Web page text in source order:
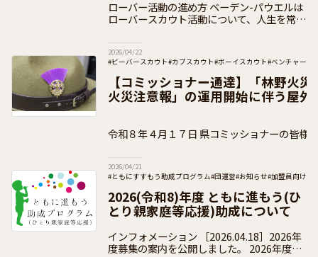
ローバー活動の進め方 ベーデン-パウエルは
ローバースカウト活動について、人生を常に
いう表現を引用して、困難を乗り
2026/04/22
#ビーバースカウト#カブスカウト#ボーイスカウト#ベンチャース
#加盟員向け
【コミッショナー通達】「林野火
火災注意報」の運用開始に伴う屋外
令和８年４月１７日 県コミッショナーの皆様 公益財団法人ボーイスカ
2026/04/21
#ともにすすもう助成プログラム#団運営#お知らせ#加盟員向け
2026(令和8)年度 ともに進もう(ひ
とり親家庭等応援)助成について
インフォメーション ［2026.04.18］2026年
度募集の案内を公開しました。 2026年度の